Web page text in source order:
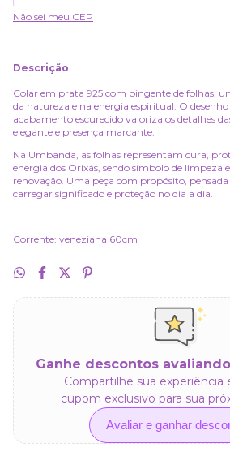
Não sei meu CEP
Descrição
Colar em prata 925 com pingente de folhas,
da natureza e na energia espiritual. O
acabamento escurecido valoriza os detalhes
elegante e presença marcante.
Na Umbanda, as folhas representam cura,
energia dos Orixás, sendo símbolo de limpeza
renovação. Uma peça com propósito,
carregar significado e proteção no dia a dia.
Corrente: veneziana 60cm
Ganhe descontos
Compartilhe sua experiência
cupom exclusivo para sua
Avaliar e ganhar